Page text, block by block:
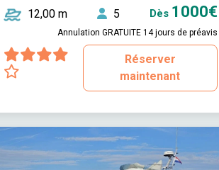
12,00 m 5 Dès 1000€
Annulation GRATUITE 14 jours de préavis
Réserver
maintenant